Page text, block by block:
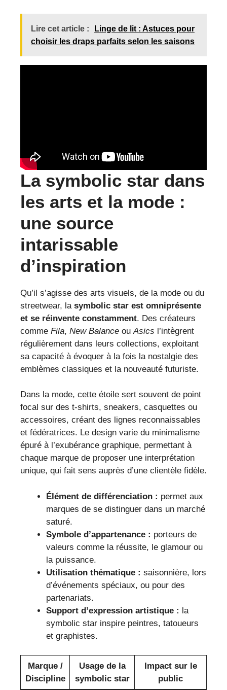
Lire cet article :
Linge de lit : Astuces pour
choisir les draps parfaits selon les saisons
La symbolic star dans
les arts et la mode :
une source
intarissable
d’inspiration
Qu’il s’agisse des arts visuels, de la mode ou du
streetwear, la symbolic star est omniprésente
et se réinvente constamment. Des créateurs
comme Fila, New Balance ouAsics l’intègrent
régulièrement dans leurs collections, exploitant
sa capacité à évoquer à la fois la nostalgie des
emblèmes classiques et la nouveauté futuriste.
Dans la mode, cette étoile sert souvent de point
focal sur des t-shirts, sneakers, casquettes ou
accessoires, créant des lignes reconnaissables
et fédératrices. Le design varie du minimalisme
épuré à l’exubérance graphique, permettant à
chaque marque de proposer une interprétation
unique, qui fait sens auprès d’une clientèle fidèle.
Élément de différenciation : permet aux
marques de se distinguer dans un marché
saturé.
Symbole d’appartenance : porteurs de
valeurs comme la réussite, le glamour ou
la puissance.
Utilisation thématique : saisonnière, lors
d’événements spéciaux, ou pour des
partenariats.
Support d’expression artistique : la
symbolic star inspire peintres, tatoueurs
et graphistes.
Marque /
Discipline
Usage de la
symbolic star
Impact sur le
public